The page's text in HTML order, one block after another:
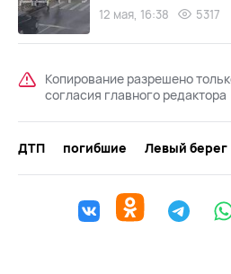
12 мая, 16:38 5317
Копирование разрешено
согласия главного редактора
ДТП погибшие Левый берег